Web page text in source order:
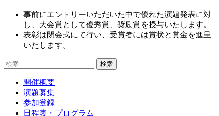
事前にエントリーいただいた中で優れた演題発表に対
し、大会賞として優秀賞、奨励賞を授与いたします。
表彰は閉会式にて行い、受賞者には賞状と賞金を進呈
いたします。
検
開催概要
演題募集
参加登録
日程表・プログラム